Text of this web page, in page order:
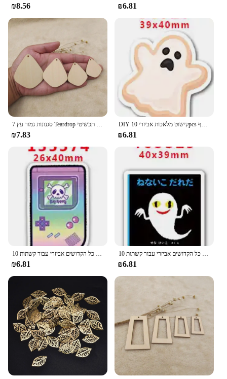
₪8.56 ₪6.81
7 סגנונות גמור עץ Teardrop עגיל תליוני ריק פריט מלאכות עבור תכשיטי DIY ביצוע
₪7.83
DIY קישוט מלאכות אביזרי 10pcs לכל ליל כל הקדושים אופי מישוריים שרף PR97638
₪6.81
10 יח'\חבילה אשראי כרטיס ליל כל הקדושים אביזרי עבור קשתות Flatback מישוריים שרף DIY קרפט וגינה Handcraft חומרי דקור PR133773
₪6.81
10 יח'\חבילה אשראי כרטיס ליל כל הקדושים אביזרי עבור קשתות Flatback מישוריים שרף DIY קרפט וגינה Handcraft חומרי דקור PR103718
₪6.81